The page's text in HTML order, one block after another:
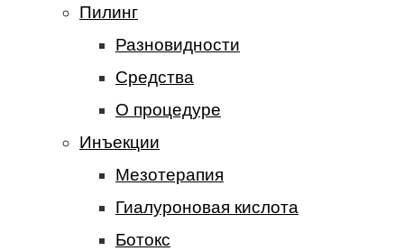
Пилинг
Разновидности
Средства
О процедуре
Инъекции
Мезотерапия
Гиалуроновая кислота
Ботокс